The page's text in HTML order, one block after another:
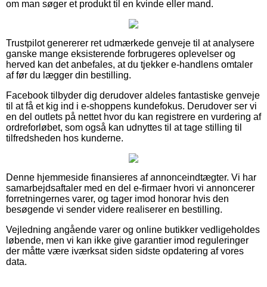
om man søger et produkt til en kvinde eller mand.
Trustpilot genererer ret udmærkede genveje til at analysere
ganske mange eksisterende forbrugeres oplevelser og
herved kan det anbefales, at du tjekker e-handlens omtaler
af før du lægger din bestilling.
Facebook tilbyder dig derudover aldeles fantastiske genveje
til at få et kig ind i e-shoppens kundefokus. Derudover ser vi
en del outlets på nettet hvor du kan registrere en vurdering af
ordreforløbet, som også kan udnyttes til at tage stilling til
tilfredsheden hos kunderne.
Denne hjemmeside finansieres af annonceindtægter. Vi har
samarbejdsaftaler med en del e-firmaer hvori vi annoncerer
forretningernes varer, og tager imod honorar hvis den
besøgende vi sender videre realiserer en bestilling.
Vejledning angående varer og online butikker vedligeholdes
løbende, men vi kan ikke give garantier imod reguleringer
der måtte være iværksat siden sidste opdatering af vores
data.